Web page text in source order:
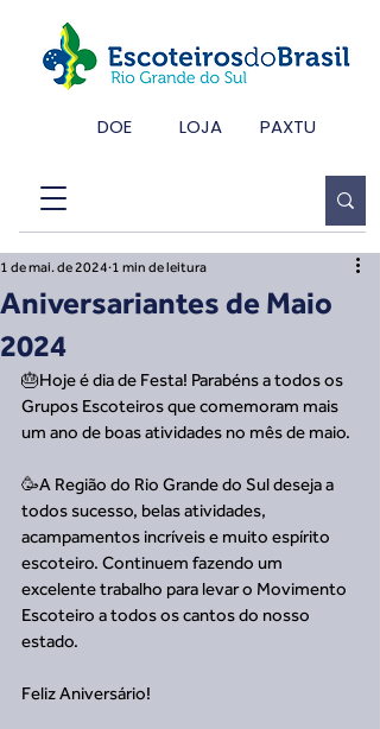
DOE LOJA PAXTU
Aniversariantes de Maio
2024
1 de mai. de 2024 1 min de leitura
🎂Hoje é dia de Festa! Parabéns a todos os
Grupos Escoteiros que comemoram mais
um ano de boas atividades no mês de maio.
🥳A Região do Rio Grande do Sul deseja a
todos sucesso, belas atividades,
acampamentos incríveis e muito espírito
escoteiro. Continuem fazendo um
excelente trabalho para levar o Movimento
Escoteiro a todos os cantos do nosso
estado.
Feliz Aniversário!